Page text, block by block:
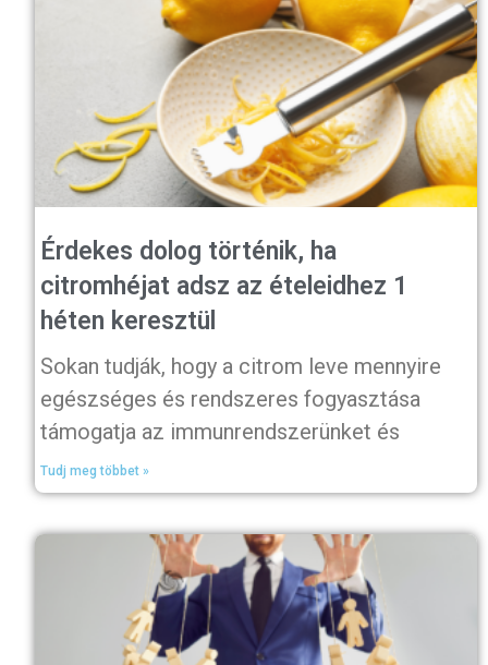
Érdekes dolog történik, ha
citromhéjat adsz az ételeidhez 1
héten keresztül
Sokan tudják, hogy a citrom leve mennyire
egészséges és rendszeres fogyasztása
támogatja az immunrendszerünket és
Tudj meg többet »